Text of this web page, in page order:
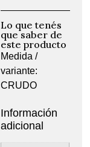
Lo que tenés
que saber de
este producto
Medida /
variante:
CRUDO
Información
adicional